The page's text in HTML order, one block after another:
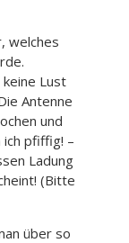
welches
Lust
Antenne
und
ich pfiffig! –
Ladung
(Bitte
über so